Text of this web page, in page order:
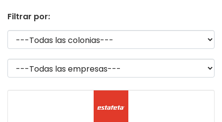
Filtrar por: